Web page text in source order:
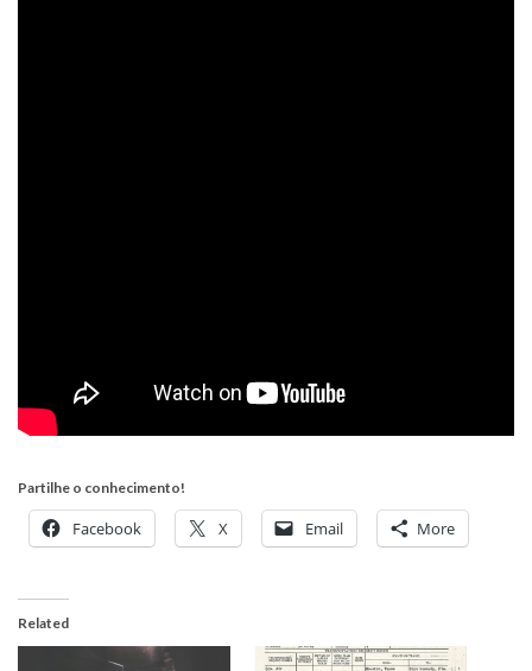
Partilhe o conhecimento!
Facebook X Email More
Related